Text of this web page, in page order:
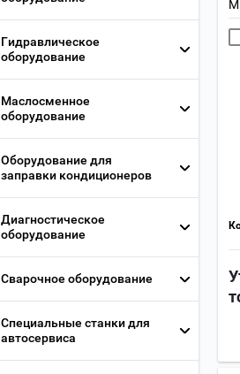
Гидравлическое
оборудование
Маслосменное
оборудование
Оборудование для
заправки кондиционеров
Диагностическое
оборудование
Сварочное оборудование
Специальные станки для
автосервиса